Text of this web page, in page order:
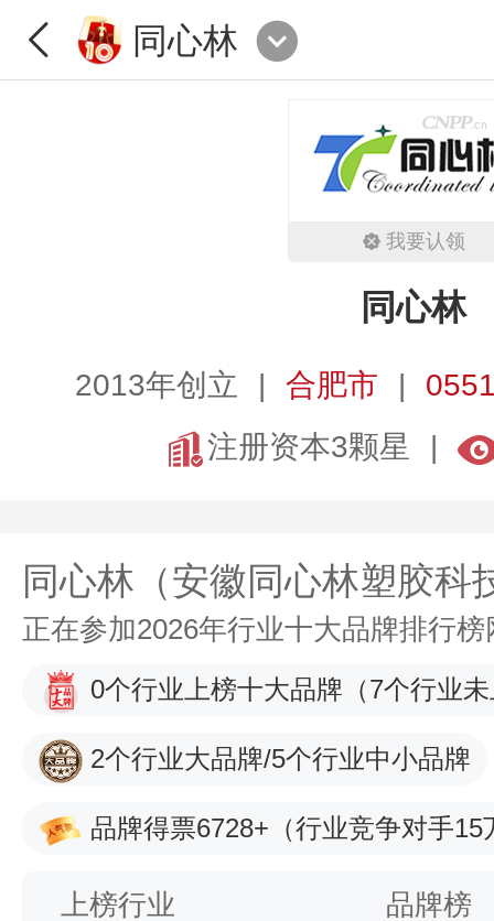
同心林
我要认领
同心林
2013年创立 合肥市
注册资本3颗星
同心林（安徽同心林塑胶科
正在参加2026年行业十大品牌排行
0个行业上榜十大品牌 （7个行业
2个行业大品牌/5个行业中小品牌
品牌得票6728+ （行业竞争对手15
上榜行业 品牌榜